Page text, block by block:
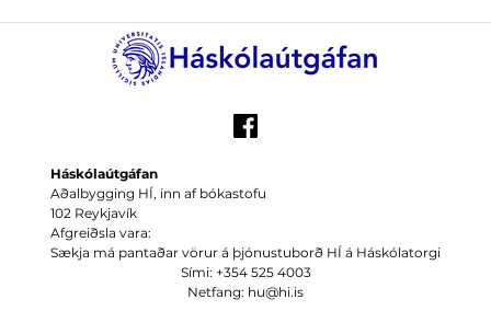
Háskólaútgáfan
Aðalbygging HÍ, inn af bókastofu
102 Reykjavík
Afgreiðsla vara:
Sækja má pantaðar vörur á þjónustuborð HÍ á Háskólatorgi
Sími: +354 525 4003
Netfang: hu@hi.is